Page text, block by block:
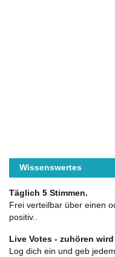
Wissenswertes
Täglich 5 Stimmen.
Frei verteilbar über einen
positiv..
Live Votes - zuhören
Log dich ein und geb